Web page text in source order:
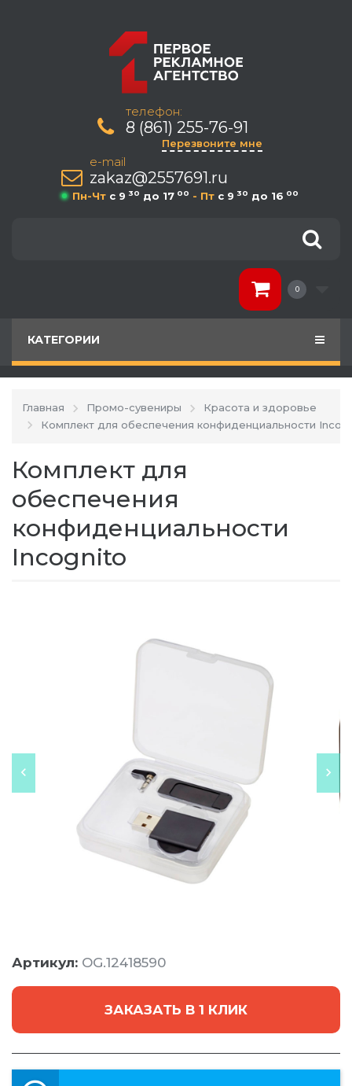
телефон:
8 (861) 255-76-91
Перезвоните мне
e-mail
zakaz@2557691.ru
Пн-Чт c 9 30 до 17 00 - Пт c 9 30 до 16 00
0
КАТЕГОРИИ
Главная Промо-сувениры
Красота и здоровье
Комплект для обеспечения конфиденциальности
Комплект для
обеспечения
конфиденциальности
Incognito
Артикул: OG.12418590
ЗАКАЗАТЬ В 1 КЛИК